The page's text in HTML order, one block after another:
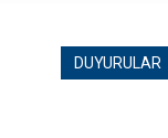
DUYURULAR